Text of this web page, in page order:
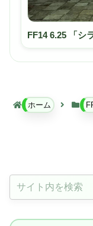
FF14 6.25 「シ
ホーム